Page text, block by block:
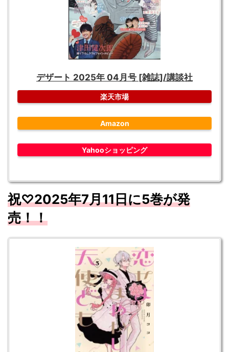
デザート 2025年 04月号 [雑誌]/講談社
楽天市場
Amazon
Yahooショッピング
祝♡2025年7月11日に5巻が発
売！！